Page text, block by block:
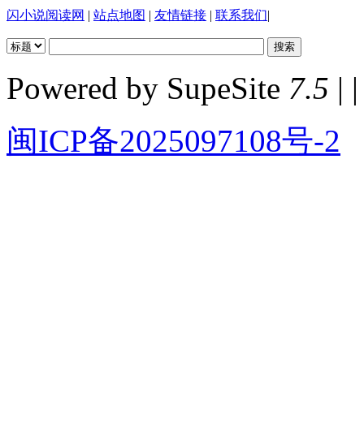
闪小说阅读网 | 站点地图 | 友情链接 | 联系我们|
Powered by SupeSite 7.5 | |
闽ICP备2025097108号-2